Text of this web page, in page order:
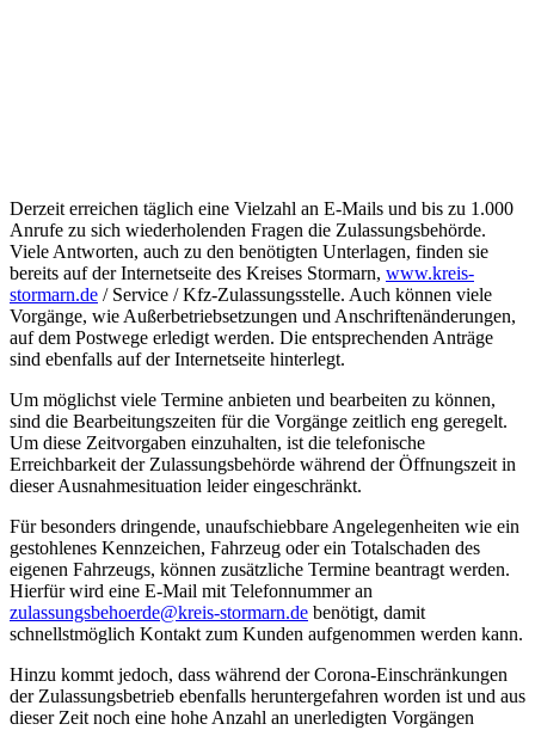
Derzeit erreichen täglich eine Vielzahl an E-Mails und bis zu 1.000
Anrufe zu sich wiederholenden Fragen die Zulassungsbehörde.
Viele Antworten, auch zu den benötigten Unterlagen, finden sie
bereits auf der Internetseite des Kreises Stormarn, www.kreis-
stormarn.de / Service / Kfz-Zulassungsstelle. Auch können viele
Vorgänge, wie Außerbetriebsetzungen und Anschriftenänderungen,
auf dem Postwege erledigt werden. Die entsprechenden Anträge
sind ebenfalls auf der Internetseite hinterlegt.
Um möglichst viele Termine anbieten und bearbeiten zu können,
sind die Bearbeitungszeiten für die Vorgänge zeitlich eng geregelt.
Um diese Zeitvorgaben einzuhalten, ist die telefonische
Erreichbarkeit der Zulassungsbehörde während der Öffnungszeit in
dieser Ausnahmesituation leider eingeschränkt.
Für besonders dringende, unaufschiebbare Angelegenheiten wie ein
gestohlenes Kennzeichen, Fahrzeug oder ein Totalschaden des
eigenen Fahrzeugs, können zusätzliche Termine beantragt werden.
Hierfür wird eine E-Mail mit Telefonnummer an
zulassungsbehoerde@kreis-stormarn.de benötigt, damit
schnellstmöglich Kontakt zum Kunden aufgenommen werden kann.
Hinzu kommt jedoch, dass während der Corona-Einschränkungen
der Zulassungsbetrieb ebenfalls heruntergefahren worden ist und aus
dieser Zeit noch eine hohe Anzahl an unerledigten Vorgängen